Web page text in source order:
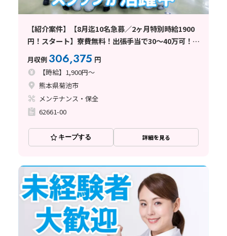
【紹介案件】【8月迄10名急募／2ヶ月特別時給1900
円！スタート】寮費無料！出張手当で30～40万可！英
月収例 306,375 円
【時給】1,900円～
熊本県菊池市
メンテナンス・保全
62661-00
キープする 詳細を見る